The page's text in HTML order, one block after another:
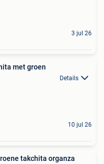
3 jul 26
met groen
Details
10 jul 26
takchita organza